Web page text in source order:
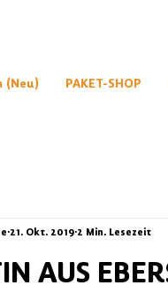
(Neu) PAKET-SHOP
AUS
21. Okt. 2019 2 Min. Lesezeit